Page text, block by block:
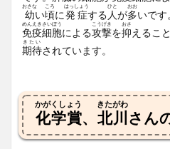
幼
おさな
い頃
ころ
に発症
はっしょう
する 人
ひと
が多
おお
いです
免疫
めんえき
細胞
さいぼう
による攻撃
こうげき
を抑
おさ
えるこ
期待
きたい
されています。
化学賞
かがくしょう
、 北川
きたがわ
さん